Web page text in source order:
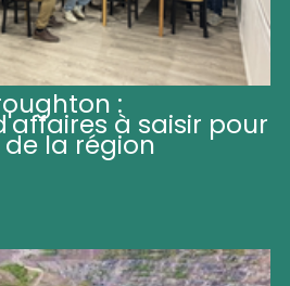
:
à saisir pour
la région